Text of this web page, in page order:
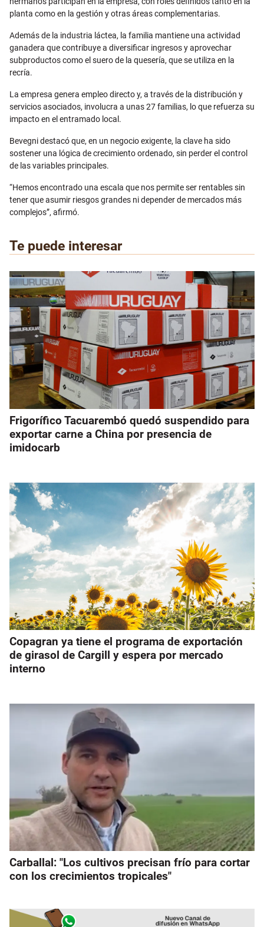
planta como en la gestión y otras áreas complementarias.
Además de la industria láctea, la familia mantiene una actividad
ganadera que contribuye a diversificar ingresos y aprovechar
subproductos como el suero de la quesería, que se utiliza en la
recría.
La empresa genera empleo directo y, a través de la distribución y
servicios asociados, involucra a unas 27 familias, lo que refuerza su
impacto en el entramado local.
Bevegni destacó que, en un negocio exigente, la clave ha sido
sostener una lógica de crecimiento ordenado, sin perder el control
de las variables principales.
“Hemos encontrado una escala que nos permite ser rentables sin
tener que asumir riesgos grandes ni depender de mercados más
complejos”, afirmó.
Te puede interesar
Frigorífico Tacuarembó quedó suspendido para
exportar carne a China por presencia de
imidocarb
Copagran ya tiene el programa de exportación
de girasol de Cargill y espera por mercado
interno
Carballal: "Los cultivos precisan frío para cortar
con los crecimientos tropicales"